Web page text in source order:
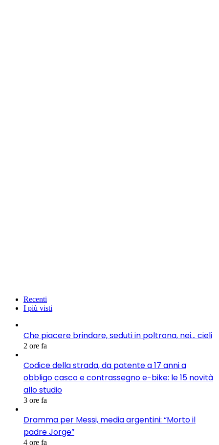
Recenti
I più visti
Che piacere brindare, seduti in poltrona, nei… cieli
2 ore fa
Codice della strada, da patente a 17 anni a
obbligo casco e contrassegno e-bike: le 15 novità
allo studio
3 ore fa
Dramma per Messi, media argentini: “Morto il
padre Jorge”
4 ore fa